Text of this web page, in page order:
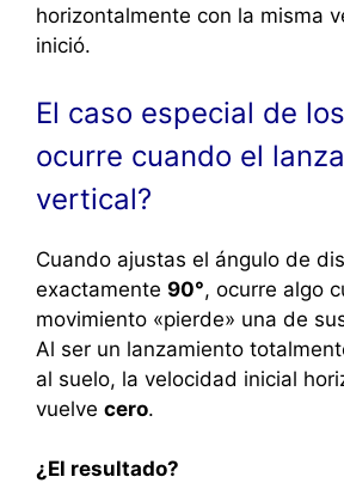
horizontalmente con la misma
inició.
El caso especial de
ocurre cuando el
vertical?
Cuando ajustas el ángulo de
exactamente 90°, ocurre algo
movimiento «pierde» una de
Al ser un lanzamiento
al suelo, la velocidad inicial
vuelve cero.
¿El resultado?